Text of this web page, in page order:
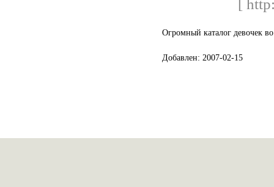
[
Огромный каталог девочек
Добавлен: 2007-02-15